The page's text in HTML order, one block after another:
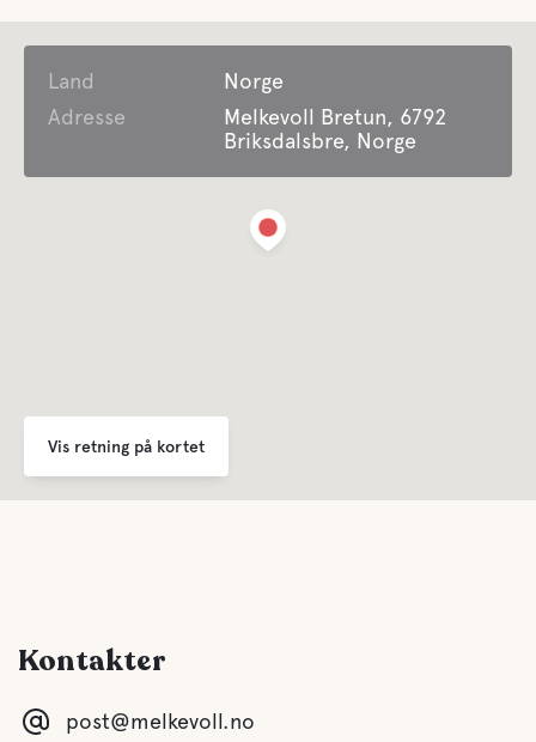
Land
Norge
Adresse
Melkevoll Bretun, 6792
Briksdalsbre, Norge
Vis retning på kortet
Kontakter
post@melkevoll.no